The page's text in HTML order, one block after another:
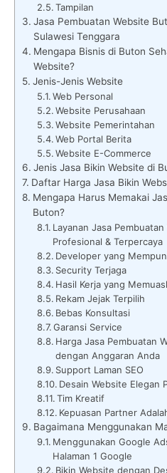
Tampilan
Jasa Pembuatan Website
Sulawesi Tenggara
Mengapa Bisnis di Buton
Website?
Jenis-Jenis Website
Web Personal
Website Perusahaan
Website Pemerintahan
Web Portal Berita
Website E-Commerce
Jenis Jasa Bikin Website di
Daftar Harga Jasa Bikin
Mengapa Harus Memakai
Buton?
Layanan Jasa
Profesional & Terpercaya
Developer yang
Security Terjaga
Hasil Kerja yang
Rekam Jejak Terpilih
Bebas Konsultasi
Garansi Service
Harga Jasa Pembuatan
dengan Anggaran Anda
Support Laman SEO
Desain Website Elegan
Tim Kreatif
Kepuasan Partner
Bagaimana Menggunakan
Menggunakan Google
Halaman 1 Google
Bikin Website dengan